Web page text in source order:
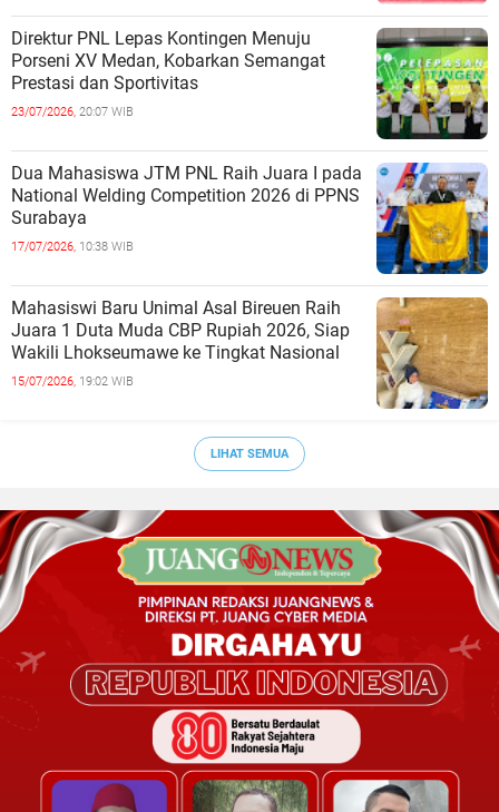
Direktur PNL Lepas Kontingen Menuju
Porseni XV Medan, Kobarkan Semangat
Prestasi dan Sportivitas
23/07/2026, 20:07 WIB
Dua Mahasiswa JTM PNL Raih Juara I pada
National Welding Competition 2026 di PPNS
Surabaya
17/07/2026, 10:38 WIB
Mahasiswi Baru Unimal Asal Bireuen Raih
Juara 1 Duta Muda CBP Rupiah 2026, Siap
Wakili Lhokseumawe ke Tingkat Nasional
15/07/2026, 19:02 WIB
LIHAT SEMUA